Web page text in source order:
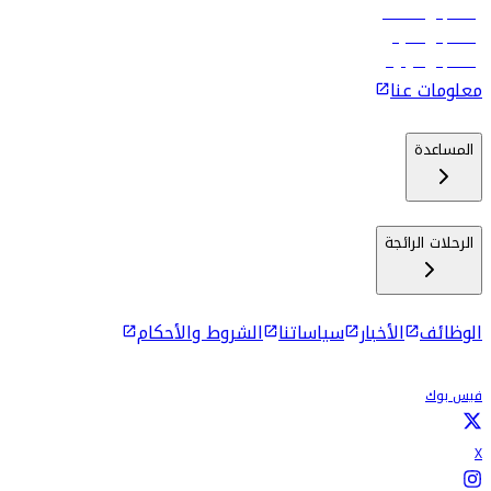
رحلات إلى مسقط
رحلات إلى ماليه
رحلات إلى كولومبو
معلومات عنا
المساعدة
الرحلات الرائجة
الوظائف الأخبار سياساتنا الشروط والأحكام
فيس بوك
X